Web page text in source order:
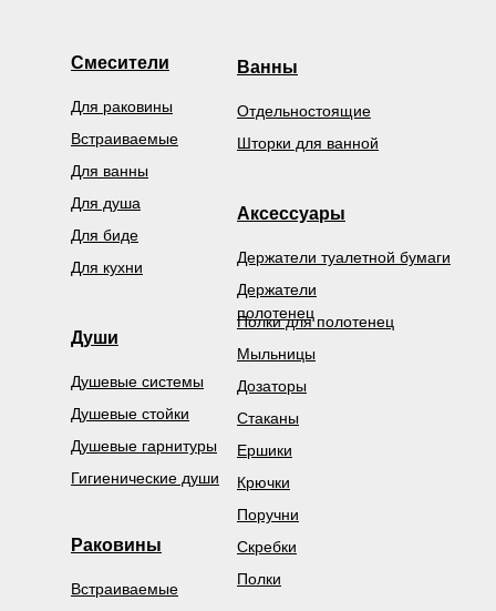
Смесители
Души
Душевые гарнитуры
Душевые системы
Гигиенические души
Поручни
Скребки
Дозаторы
Полки
Стаканы
Ершики
Крючки
Держатели
полотенец
Мыльницы
Держатели туалетной бумаги
Полки для полотенец
Раковины
Встраиваемые
Встраиваемые
Для биде
Для ванны
Для душа
Для раковины
Для кухни
Ванны
Отдельностоящие
Шторки для ванной
Аксессуары
Душевые стойки